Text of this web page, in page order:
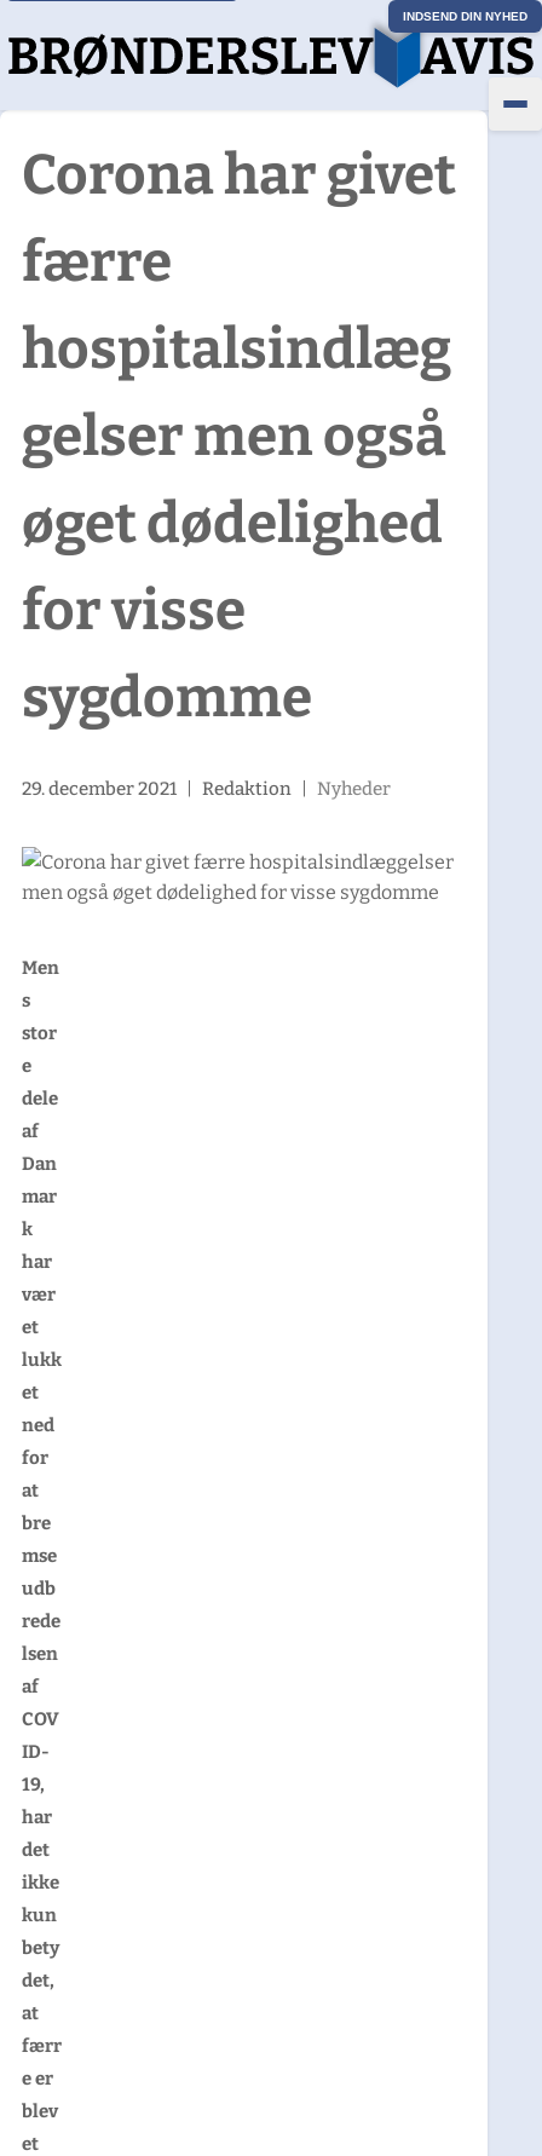
INDSEND DIN NYHED
Corona har givet
færre
hospitalsindlæg
gelser men også
øget dødelighed
for visse
sygdomme
29. december 2021 |Redaktion |Nyheder
Men
s
stor
e
dele
af
Dan
mar
k
har
vær
et
lukk
et
ned
for
at
bre
mse
udb
rede
lsen
af
COV
ID-
19,
har
det
ikke
kun
bety
det,
at
færr
e er
blev
et